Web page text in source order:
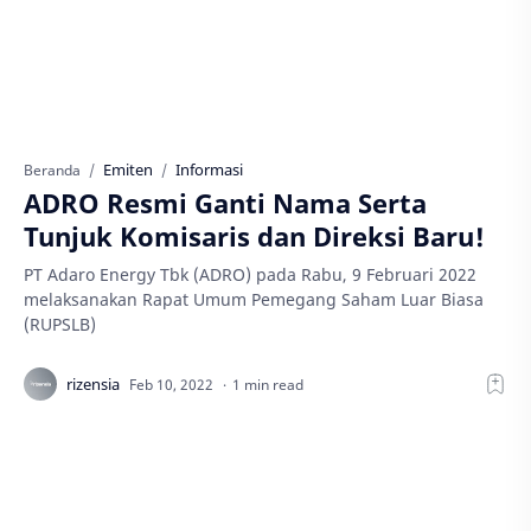
Beranda Emiten Informasi
ADRO Resmi Ganti Nama Serta
Tunjuk Komisaris dan Direksi Baru!
PT Adaro Energy Tbk (ADRO) pada Rabu, 9 Februari 2022
melaksanakan Rapat Umum Pemegang Saham Luar Biasa
(RUPSLB)
1 min read